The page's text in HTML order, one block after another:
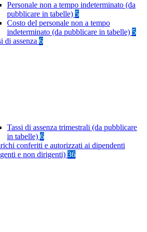
Personale non a tempo indeterminato (da
pubblicare in tabelle) 5
Costo del personale non a tempo
indeterminato (da pubblicare in tabelle) 5
di assenza 6
Tassi di assenza trimestrali (da pubblicare
in tabelle) 6
conferiti e autorizzati ai dipendenti
e non dirigenti) 36